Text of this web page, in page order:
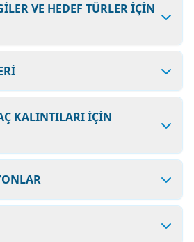
VE HEDEF TÜRLER İÇİN
KALINTILARI İÇİN